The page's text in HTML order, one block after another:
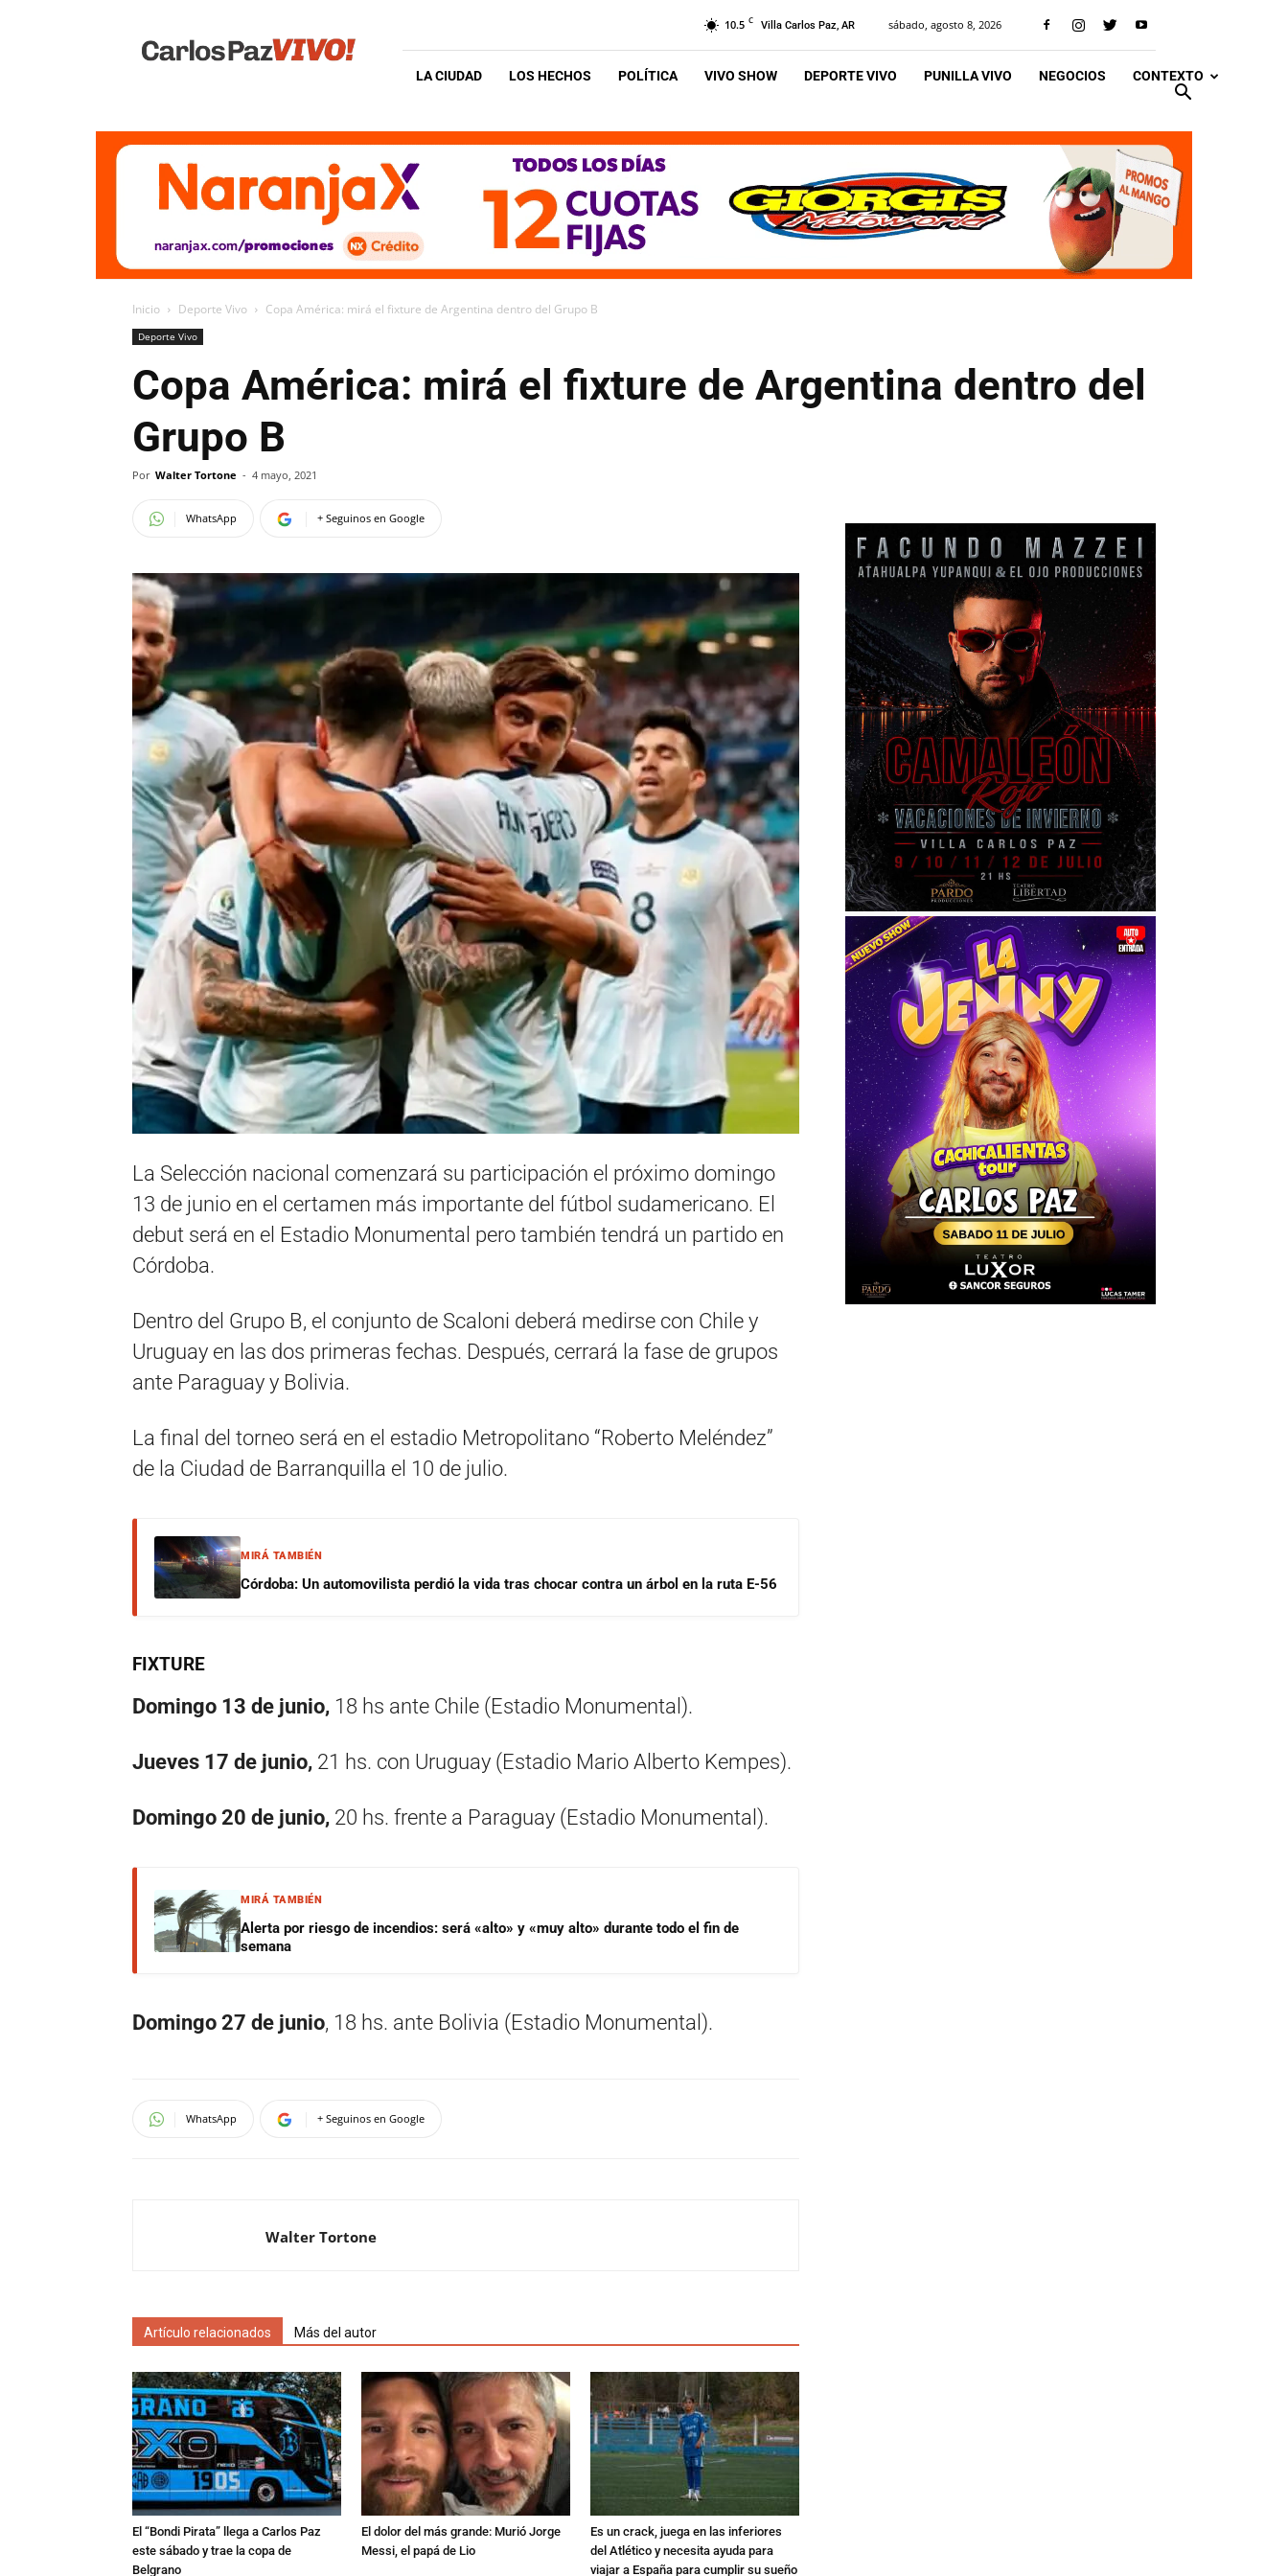
Vivo
10.5 C Villa Carlos Paz, AR sábado, agosto 8, 2026
LA CIUDAD LOS HECHOS POLÍTICA VIVO SHOW DEPORTE VIVO PUNILLA VIVO NEGOCIOS CONTEXTO
Inicio Deporte Vivo Copa América: mirá el fixture de Argentina dentro del Grupo B
Deporte Vivo
Copa América: mirá el fixture de Argentina dentro del
Grupo B
Por Walter Tortone - 4 mayo, 2021
WhatsApp + Seguinos en Google
La Selección nacional comenzará su participación el próximo domingo
13 de junio en el certamen más importante del fútbol sudamericano. El
debut será en el Estadio Monumental pero también tendrá un partido en
Córdoba.
Dentro del Grupo B, el conjunto de Scaloni deberá medirse con Chile y
Uruguay en las dos primeras fechas. Después, cerrará la fase de grupos
ante Paraguay y Bolivia.
La final del torneo será en el estadio Metropolitano “Roberto Meléndez”
de la Ciudad de Barranquilla el 10 de julio.
MIRÁ TAMBIÉN
Córdoba: Un automovilista perdió la vida tras chocar contra un árbol en la ruta E-56
FIXTURE
Domingo 13 de junio, 18 hs ante Chile (Estadio Monumental).
Jueves 17 de junio, 21 hs. con Uruguay (Estadio Mario Alberto Kempes).
Domingo 20 de junio, 20 hs. frente a Paraguay (Estadio Monumental).
MIRÁ TAMBIÉN
Alerta por riesgo de incendios: será «alto» y «muy alto» durante todo el fin de
semana
Domingo 27 de junio, 18 hs. ante Bolivia (Estadio Monumental).
WhatsApp + Seguinos en Google
Walter Tortone
Artículo relacionados Más del autor
El “Bondi Pirata” llega a Carlos Paz
este sábado y trae la copa de
Belgrano
El dolor del más grande: Murió Jorge
Messi, el papá de Lio
Es un crack, juega en las inferiores
del Atlético y necesita ayuda para
viajar a España para cumplir su sueño